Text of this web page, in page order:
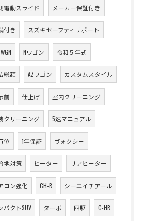
電動スライド メーカー保証付き
付き スズキセーフティサポート
Nワゴン 令和５年式
総額 AZワゴン カスタムスタイル
前 仕上げ 室内クリーニング
クリーニング 5速マニュアル
位 1年保証 ヴォクシー
地対策 ヒーター リアヒーター
コン強化 CH-R シーエイチアール
パクトSUV ターボ 四駆 C-HR